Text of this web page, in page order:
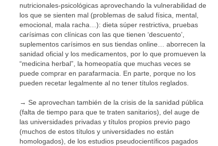
nutricionales-psicológicas aprovechando la vulnerabilidad de
los que se sienten mal (problemas de salud física, mental,
emocional, mala racha…): dieta súper restrictiva, pruebas
carísimas con clínicas con las que tienen ‘descuento’,
suplementos carísimos en sus tiendas online… aborrecen la
sanidad oficial y los medicamentos, por lo que promueven la
“medicina herbal”, la homeopatía que muchas veces se
puede comprar en parafarmacia. En parte, porque no los
pueden recetar legalmente al no tener títulos reglados.
→ Se aprovechan también de la crisis de la sanidad pública
(falta de tiempo para que te traten sanitarios), del auge de
las universidades privadas y títulos propios previo pago
(muchos de estos títulos y universidades no están
homologados), de los estudios pseudocientíficos pagados